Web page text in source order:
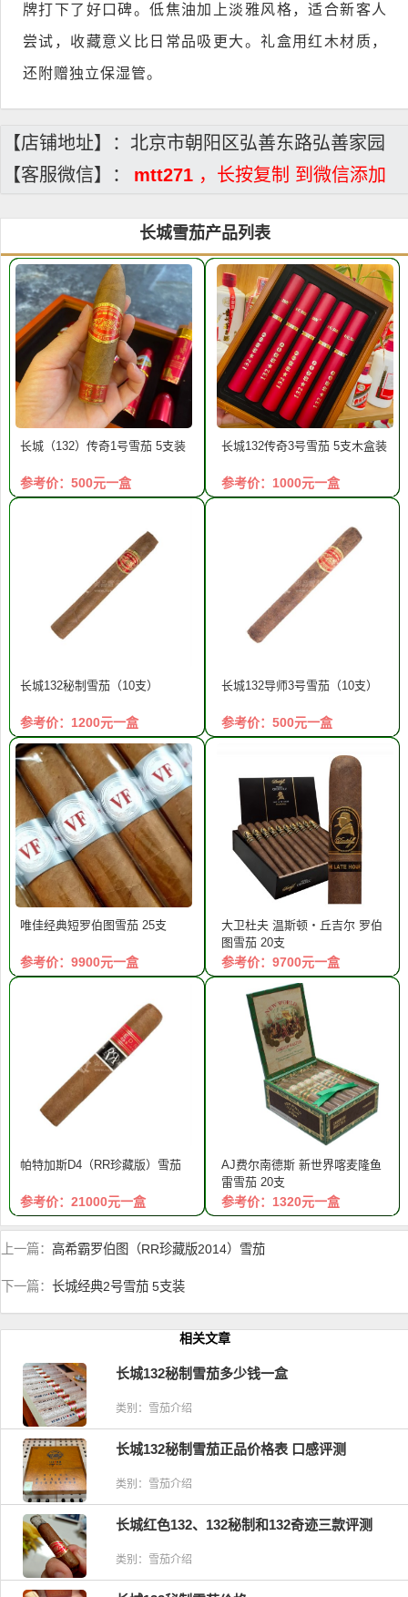
牌打下了好口碑。低焦油加上淡雅风格，适合新客人
尝试，收藏意义比日常品吸更大。礼盒用红木材质，
还附赠独立保湿管。
【店铺地址】：北京市朝阳区弘善东路弘善家园
【客服微信】：
mtt271 ，长按复制 到微信添加
长城雪茄产品列表
长城（132）传奇1号雪茄 5支装
参考价：500元一盒
长城132传奇3号雪茄 5支木盒装
参考价：1000元一盒
长城132秘制雪茄（10支）
参考价：1200元一盒
长城132导师3号雪茄（10支）
参考价：500元一盒
唯佳经典短罗伯图雪茄 25支
参考价：9900元一盒
大卫杜夫 温斯顿‧丘吉尔 罗伯
图雪茄 20支
参考价：9700元一盒
帕特加斯D4（RR珍藏版）雪茄
参考价：21000元一盒
AJ费尔南德斯 新世界喀麦隆鱼
雷雪茄 20支
参考价：1320元一盒
上一篇： 高希霸罗伯图（RR珍藏版2014）雪茄
下一篇： 长城经典2号雪茄 5支装
相关文章
长城132秘制雪茄多少钱一盒
类别：雪茄介绍
长城132秘制雪茄正品价格表 口感评测
类别：雪茄介绍
长城红色132、132秘制和132奇迹三款评测
类别：雪茄介绍